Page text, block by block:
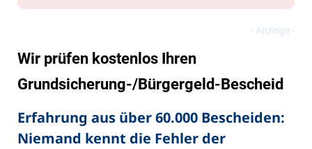
Wir prüfen kostenlos Ihren
Grundsicherung-/Bürgergeld-Bescheid
Erfahrung aus über 60.000 Bescheiden:
Niemand kennt die Fehler der